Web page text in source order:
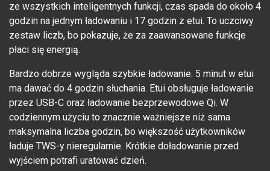
ze wszystkich inteligentnych funkcji, czas spada do około 4
godzin na jednym ładowaniu i 17 godzin z etui. To uczciwy
zestaw liczb, bo pokazuje, że za zaawansowane funkcje
płaci się energią.
Bardzo dobrze wygląda szybkie ładowanie. 5 minut w etui
ma dawać do 4 godzin słuchania. Etui obsługuje ładowanie
przez USB-C oraz ładowanie bezprzewodowe Qi. W
codziennym użyciu to znacznie ważniejsze niż sama
maksymalna liczba godzin, bo większość użytkowników
ładuje TWS-y nieregularnie. Krótkie doładowanie przed
wyjściem potrafi uratować dzień.